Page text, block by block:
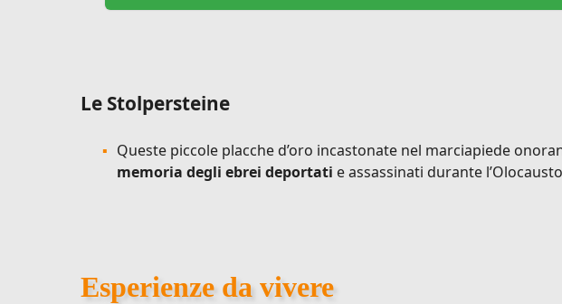
Le Stolpersteine
Queste piccole placche d’oro incastonate nel marciapiede
memoria degli ebrei deportati e assassinati durante
Esperienze da vivere